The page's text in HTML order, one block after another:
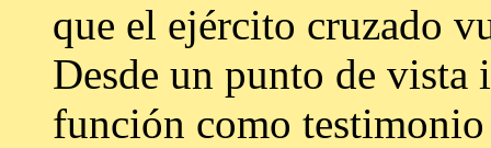
que el ejército cruzado
Desde un punto de vista
función como